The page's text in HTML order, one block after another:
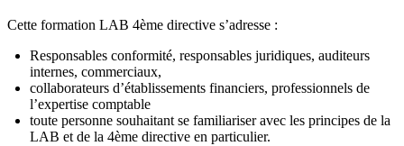
Cette formation LAB 4ème directive s’adresse :
Responsables conformité, responsables juridiques, auditeurs
internes, commerciaux,
collaborateurs d’établissements financiers, professionnels de
l’expertise comptable
toute personne souhaitant se familiariser avec les principes de la
LAB et de la 4ème directive en particulier.